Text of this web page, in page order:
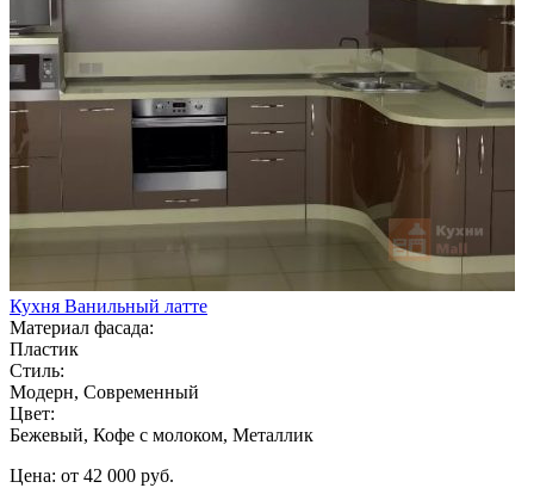
Кухня Ванильный латте
Материал фасада:
Пластик
Стиль:
Модерн, Современный
Цвет:
Бежевый, Кофе с молоком, Металлик
Цена: от 42 000 руб.